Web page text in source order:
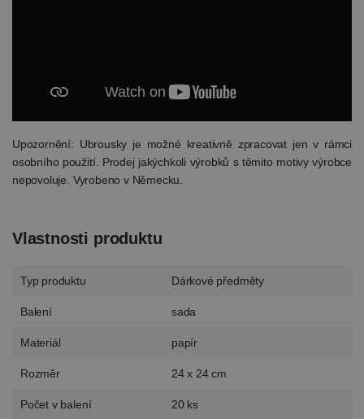
Upozornění: Ubrousky je možné kreativně zpracovat jen v rámci
osobního použití. Prodej jakýchkoli výrobků s těmito motivy výrobce
nepovoluje. Vyrobeno v Německu.
Vlastnosti produktu
Typ produktu Dárkové předměty
Balení sada
Materiál papír
Rozměr 24 x 24 cm
Počet v balení 20 ks